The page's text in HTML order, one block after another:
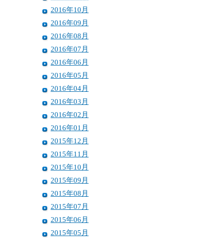
2016年10月
2016年09月
2016年08月
2016年07月
2016年06月
2016年05月
2016年04月
2016年03月
2016年02月
2016年01月
2015年12月
2015年11月
2015年10月
2015年09月
2015年08月
2015年07月
2015年06月
2015年05月